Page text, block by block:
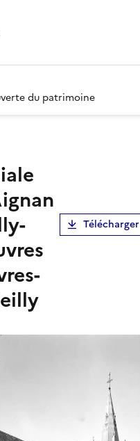
du patrimoine
Télécharger